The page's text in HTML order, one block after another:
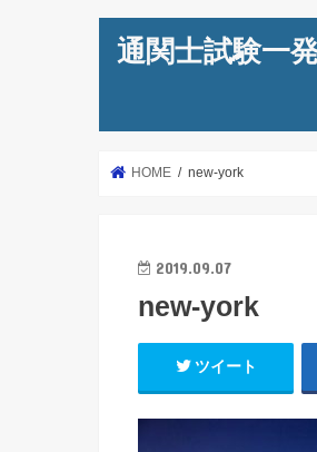
通関士試験一
HOME new-york
2019.09.07
new-york
ツイート